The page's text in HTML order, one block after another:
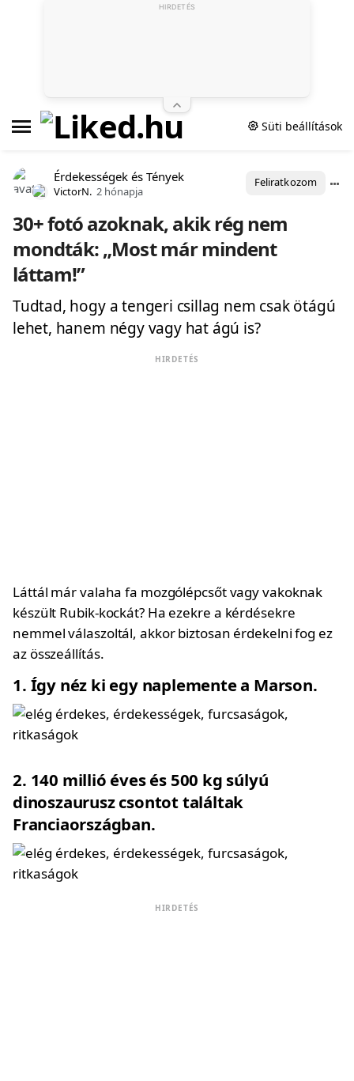
Süti beállítások
Érdekességek és Tények
VictorN. 2 hónapja
Feliratkozom
30+ fotó azoknak, akik rég nem
mondták: „Most már mindent
láttam!”
Tudtad, hogy a tengeri csillag nem csak ötágú
lehet, hanem négy vagy hat ágú is?
HIRDETÉS
Láttál már valaha fa mozgólépcsőt vagy vakoknak
készült Rubik-kockát? Ha ezekre a kérdésekre
nemmel válaszoltál, akkor biztosan érdekelni fog ez
az összeállítás.
1 Így néz ki egy naplemente a Marson.
2 140 millió éves és 500 kg súlyú
dinoszaurusz csontot találtak
Franciaországban.
HIRDETÉS
HIRDETÉS